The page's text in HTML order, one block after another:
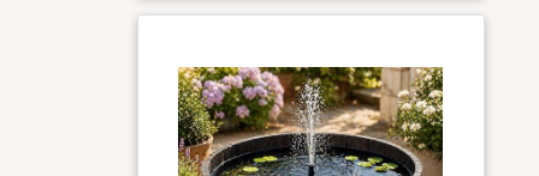
d'éclaboussures relaxant INSTALLATION :
Installation facile et faible entretien, y compris
pompe, alimentation 12 V et éclairage LED
préinstallé